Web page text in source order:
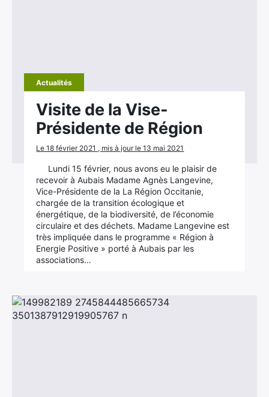
Actualités
Visite de la Vise-
Présidente de Région
Le 18 février 2021 , mis à jour le 13 mai 2021
Lundi 15 février, nous avons eu le plaisir de
recevoir à Aubais Madame Agnès Langevine,
Vice-Présidente de la La Région Occitanie,
chargée de la transition écologique et
énergétique, de la biodiversité, de l’économie
circulaire et des déchets. Madame Langevine est
très impliquée dans le programme « Région à
Energie Positive » porté à Aubais par les
associations…